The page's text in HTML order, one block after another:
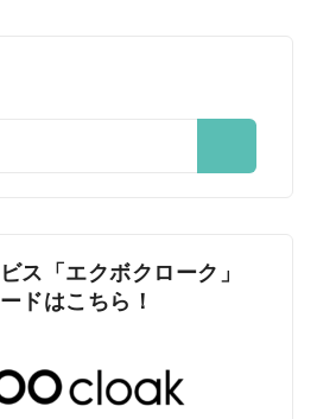
ス「エクボクローク」
ドはこちら！